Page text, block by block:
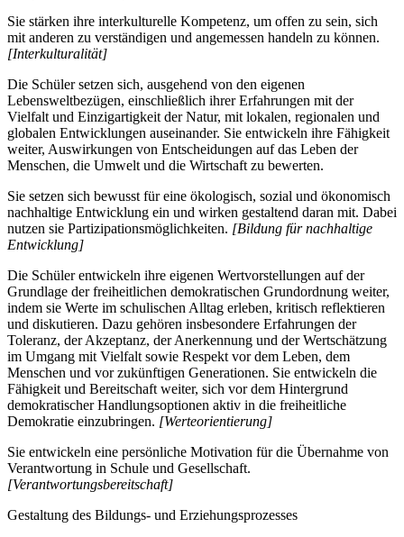
Sie stärken ihre interkulturelle Kompetenz, um offen zu sein, sich
mit anderen zu verständigen und angemessen handeln zu können.
[Interkulturalität]
Die Schüler setzen sich, ausgehend von den eigenen
Lebensweltbezügen, einschließlich ihrer Erfahrungen mit der
Vielfalt und Einzigartigkeit der Natur, mit lokalen, regionalen und
globalen Entwicklungen auseinander. Sie entwickeln ihre Fähigkeit
weiter, Auswirkungen von Entscheidungen auf das Leben der
Menschen, die Umwelt und die Wirtschaft zu bewerten.
Sie setzen sich bewusst für eine ökologisch, sozial und ökonomisch
nachhaltige Entwicklung ein und wirken gestaltend daran mit. Dabei
nutzen sie Partizipationsmöglichkeiten. [Bildung für nachhaltige
Entwicklung]
Die Schüler entwickeln ihre eigenen Wertvorstellungen auf der
Grundlage der freiheitlichen demokratischen Grundordnung weiter,
indem sie Werte im schulischen Alltag erleben, kritisch reflektieren
und diskutieren. Dazu gehören insbesondere Erfahrungen der
Toleranz, der Akzeptanz, der Anerkennung und der Wertschätzung
im Umgang mit Vielfalt sowie Respekt vor dem Leben, dem
Menschen und vor zukünftigen Generationen. Sie entwickeln die
Fähigkeit und Bereitschaft weiter, sich vor dem Hintergrund
demokratischer Handlungsoptionen aktiv in die freiheitliche
Demokratie einzubringen. [Werteorientierung]
Sie entwickeln eine persönliche Motivation für die Übernahme von
Verantwortung in Schule und Gesellschaft.
[Verantwortungsbereitschaft]
Gestaltung des Bildungs- und Erziehungsprozesses